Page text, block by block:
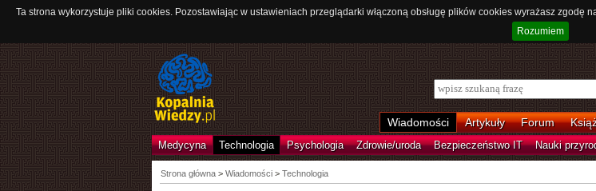
Ta strona wykorzystuje pliki cookies. Pozostawiając w ustawieniach przeglądarki włączoną obsługę plików cookies wyrażasz
Rozumiem
Wiadomości Artykuły Forum
Medycyna Technologia Psychologia Zdrowie/uroda Bezpieczeństwo IT Nauki
Strona główna> Wiadomości > Technologia